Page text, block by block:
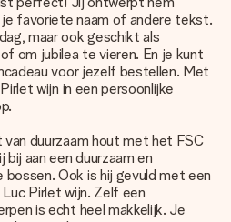
favoriete naam of andere tekst.
maar ook geschikt als
om jubilea te vieren. En je kunt
voor jezelf bestellen. Met
wijn in een persoonlijke
duurzaam hout met het FSC
bij aan een duurzaam en
bossen. Ook is hij gevuld met een
Pirlet wijn. Zelf een
is echt heel makkelijk. Je